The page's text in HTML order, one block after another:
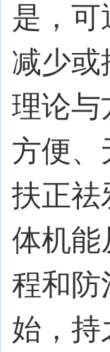
是，
减少或
理论与
方便、
扶正祛
体机能
程和防
始，